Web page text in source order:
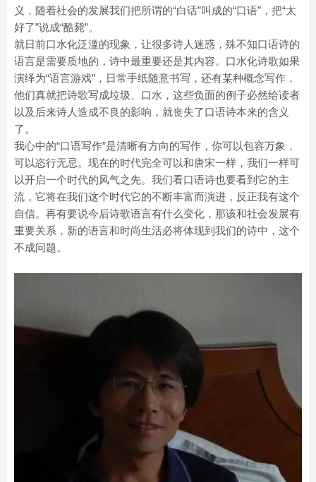
义，随着社会的发展我们把所谓的“白话”叫成的“口语”，把“太
好了”说成“酷毙”。
就日前口水化泛滥的现象，让很多诗人迷惑，殊不知口语诗的
语言是需要质地的，诗中最重要还是其内容。口水化诗歌如果
演绎为“语言游戏”，日常手纸随意书写，还有某种概念写作，
他们真就把诗歌写成垃圾、口水，这些负面的例子必然给读者
以及后来诗人造成不良的影响，就丧失了口语诗本来的含义
了。
我心中的“口语写作”是清晰有方向的写作，你可以包容万象，
可以恣行无忌。现在的时代完全可以和唐宋一样，我们一样可
以开启一个时代的风气之先。我们看口语诗也要看到它的主
流，它将在我们这个时代它的不断丰富而演进，反正我有这个
自信。再有要说今后诗歌语言有什么变化，那该和社会发展有
重要关系，新的语言和时尚生活必将体现到我们的诗中，这个
不成问题。